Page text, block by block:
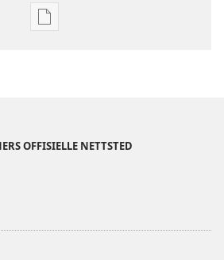
Nedlastingsalternativer
OFFISIELLE NETTSTED